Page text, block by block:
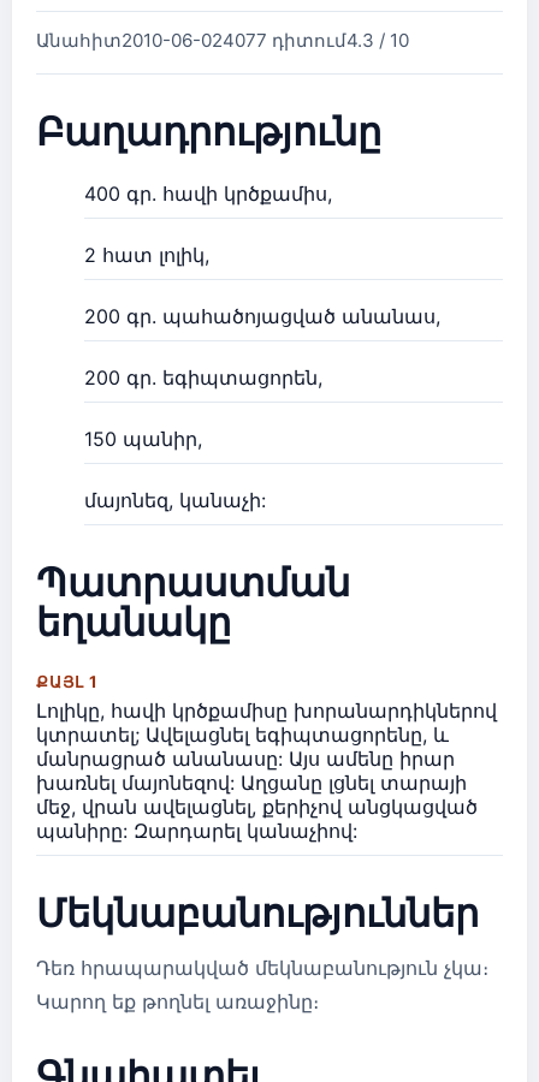
Անահիտ2010-06-024077 դիտում4.3 / 10
Բաղադրությունը
400 գր. հավի կրծքամիս,
2 հատ լոլիկ,
200 գր. պահածոյացված անանաս,
200 գր. եգիպտացորեն,
150 պանիր,
մայոնեզ, կանաչի:
Պատրաստման
եղանակը
ՔԱՅԼ 1
Լոլիկը, հավի կրծքամիսը խորանարդիկներով
կտրատել; Ավելացնել եգիպտացորենը, և
մանրացրած անանասը: Այս ամենը իրար
խառնել մայոնեզով: Աղցանը լցնել տարայի
մեջ, վրան ավելացնել, քերիչով անցկացված
պանիրը: Զարդարել կանաչիով:
Մեկնաբանություններ
Դեռ հրապարակված մեկնաբանություն չկա։
Կարող եք թողնել առաջինը։